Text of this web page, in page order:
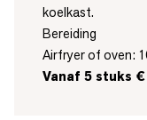
koelkast.
Bereiding
Airfryer of oven:
Vanaf 5 stuks